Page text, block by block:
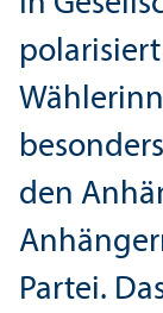
den
Partei.